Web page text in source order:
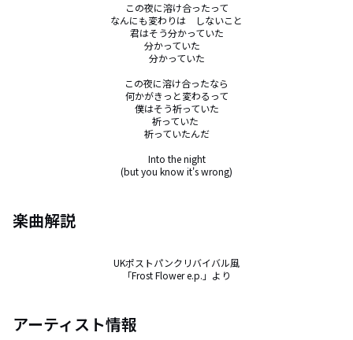
この夜に溶け合ったって
なんにも変わりは　しないこと
君はそう分かっていた
分かっていた
分かっていた
この夜に溶け合ったなら
何かがきっと変わるって
僕はそう祈っていた
祈っていた
祈っていたんだ
Into the night
(but you know it's wrong)
楽曲解説
UKポストパンクリバイバル風
「Frost Flower e.p.」より
アーティスト情報